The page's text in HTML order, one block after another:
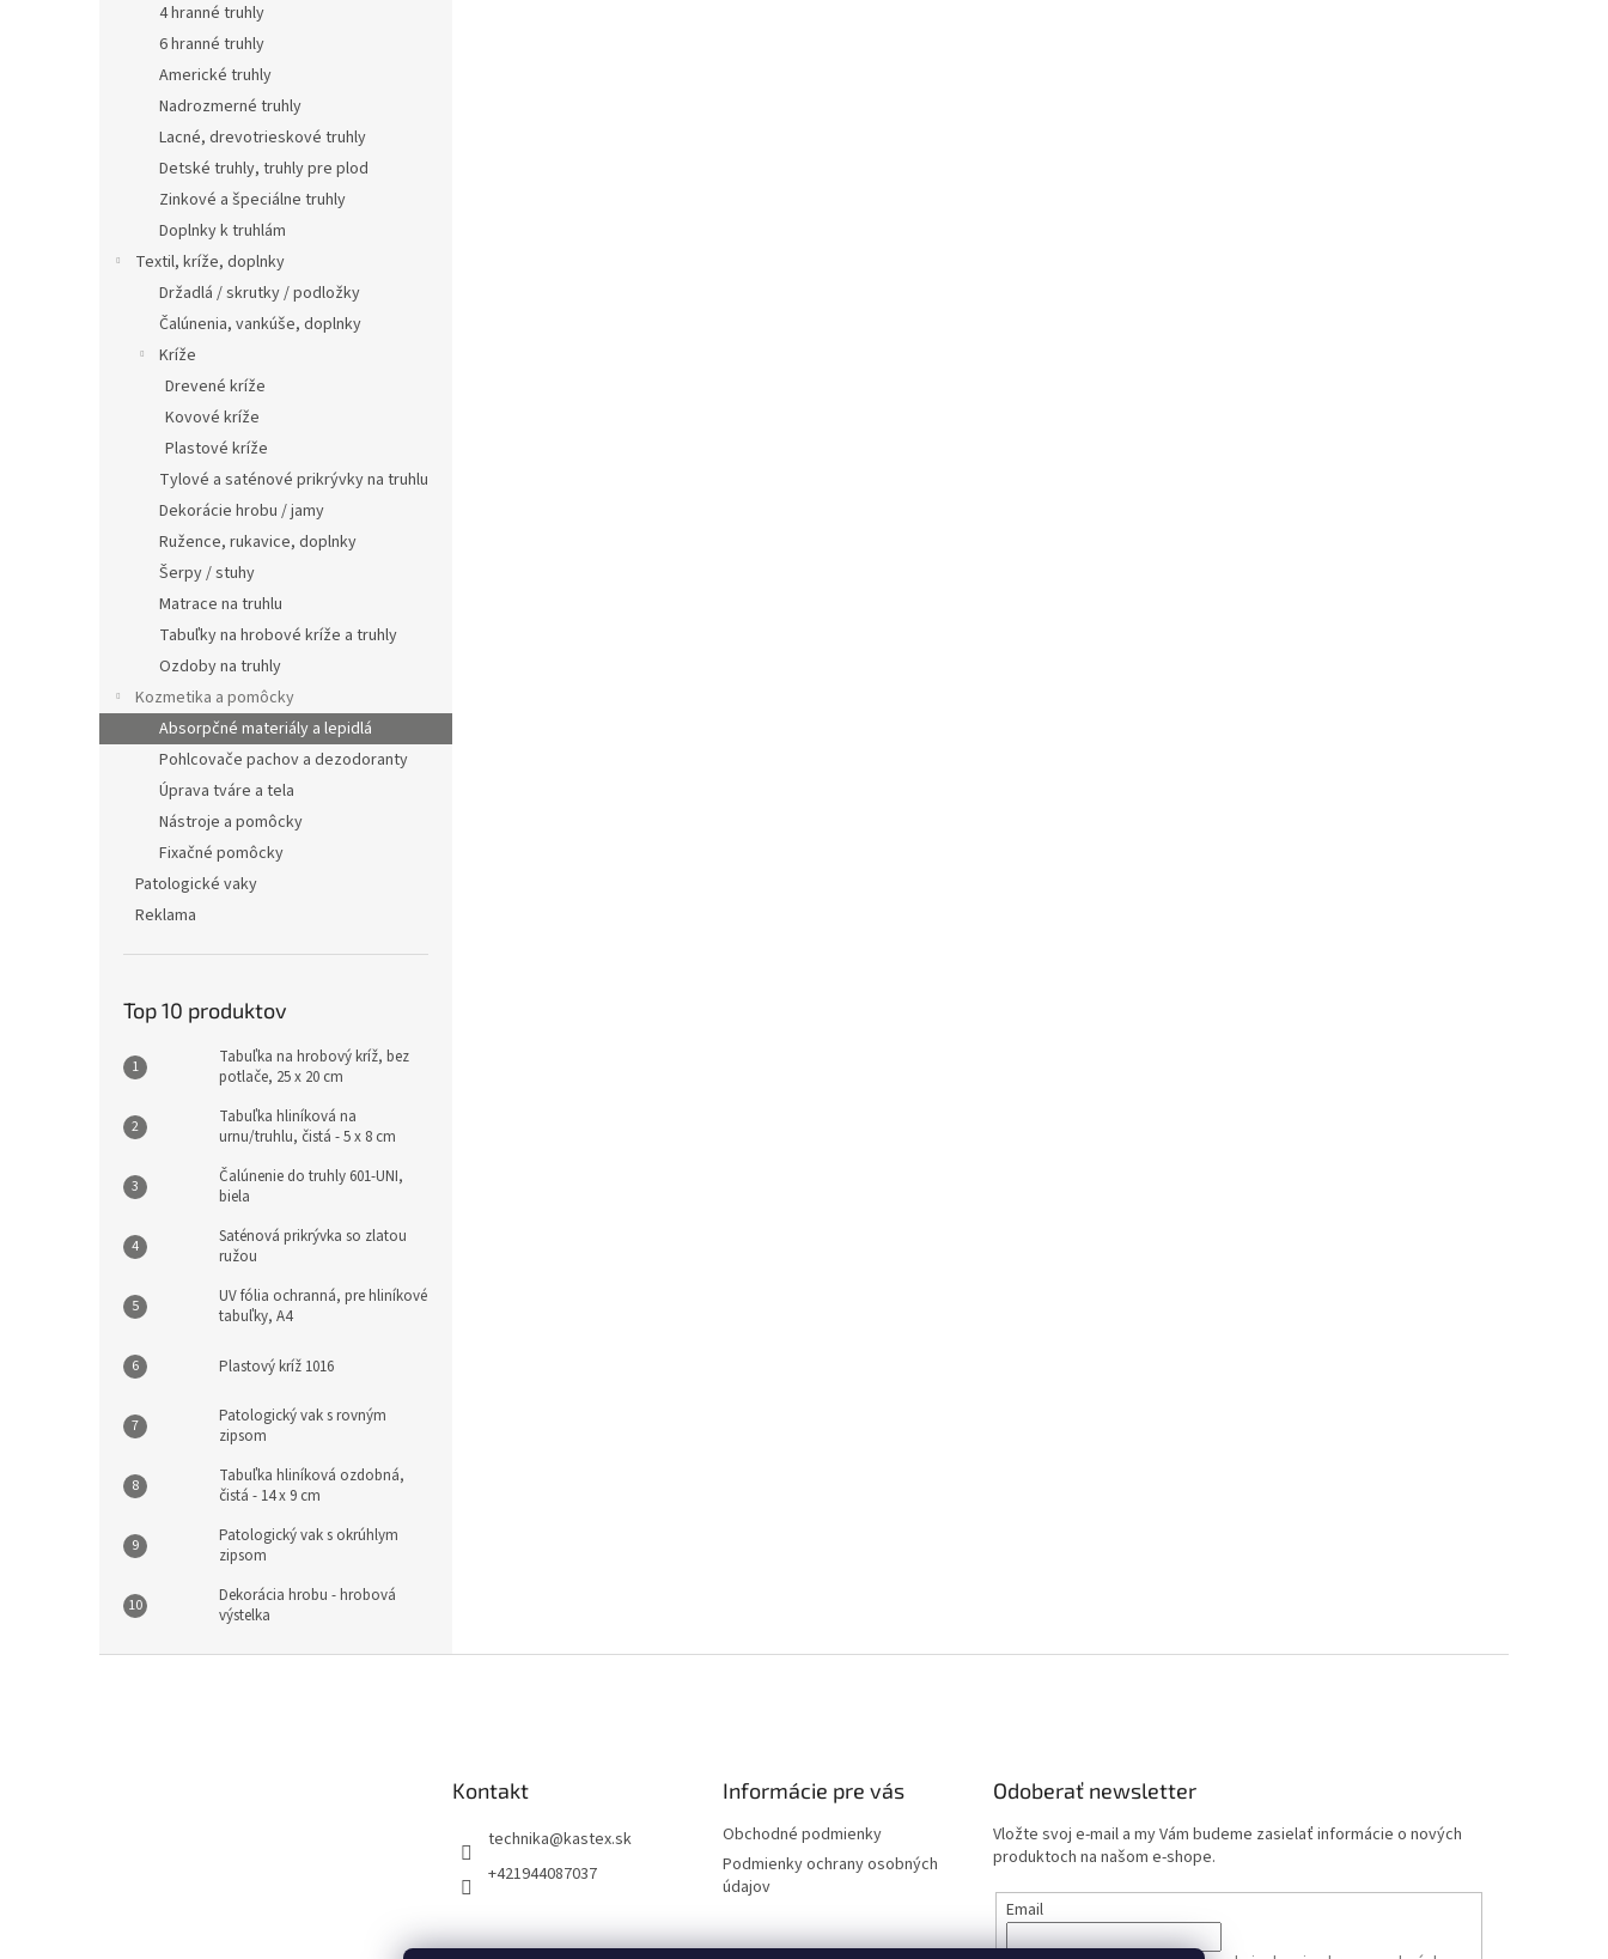
4 hranné truhly
6 hranné truhly
Americké truhly
Nadrozmerné truhly
Lacné, drevotrieskové truhly
Detské truhly, truhly pre plod
Zinkové a špeciálne truhly
Doplnky k truhlám
Textil, kríže, doplnky
Držadlá / skrutky / podložky
Čalúnenia, vankúše, doplnky
Kríže
Drevené kríže
Kovové kríže
Plastové kríže
Tylové a saténové prikrývky na truhlu
Dekorácie hrobu / jamy
Ružence, rukavice, doplnky
Šerpy / stuhy
Matrace na truhlu
Tabuľky na hrobové kríže a truhly
Ozdoby na truhly
Kozmetika a pomôcky
Absorpčné materiály a lepidlá
Pohlcovače pachov a dezodoranty
Úprava tváre a tela
Nástroje a pomôcky
Fixačné pomôcky
Patologické vaky
Reklama
Top 10 produktov
Tabuľka na hrobový kríž, bez
potlače, 25 x 20 cm
Tabuľka hliníková na
urnu/truhlu, čistá - 5 x 8 cm
Čalúnenie do truhly 601-UNI,
biela
Saténová prikrývka so zlatou
ružou
UV fólia ochranná, pre hliníkové
tabuľky, A4
Plastový kríž 1016
Patologický vak s rovným
zipsom
Tabuľka hliníková ozdobná,
čistá - 14 x 9 cm
Patologický vak s okrúhlym
zipsom
Dekorácia hrobu - hrobová
výstelka
Kontakt
technika@kastex.sk
+421944087037
Informácie pre vás
Obchodné podmienky
Podmienky ochrany osobných
údajov
Odoberať newsletter
Vložte svoj e-mail a my Vám budeme zasielať informácie o nových
produktoch na našom e-shope.
Email